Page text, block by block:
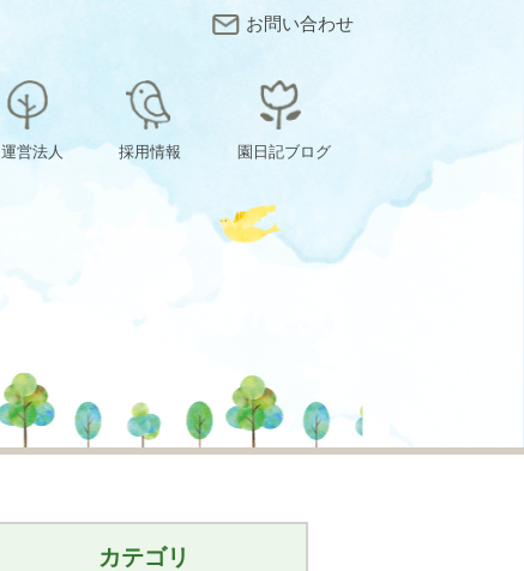
お問い合わせ
運営法人 採用情報 園日記ブログ
カテゴリ